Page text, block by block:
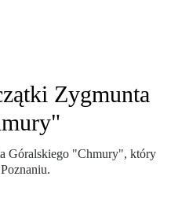
Zygmunta
Góralskiego "Chmury", który